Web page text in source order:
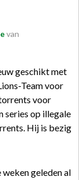
van
geschikt met
Team voor
voor
series op illegale
Hij is bezig
geleden al